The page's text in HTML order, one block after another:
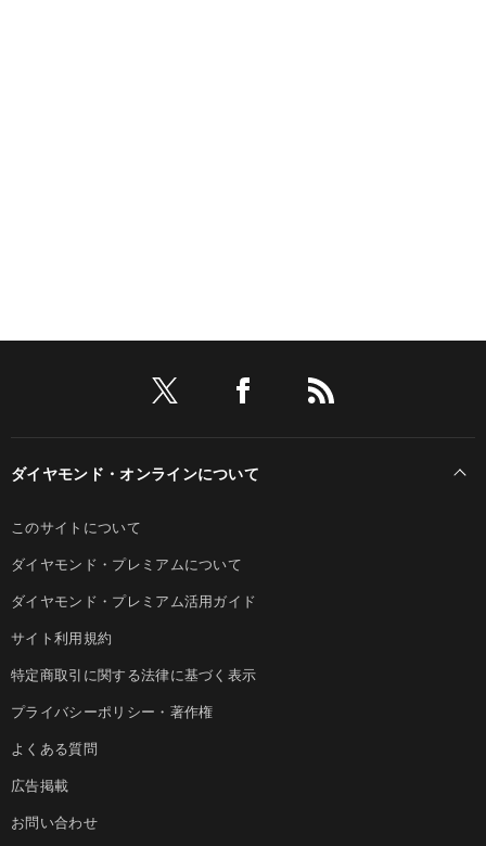
ダイヤモンド・オンラインについて
このサイトについて
ダイヤモンド・プレミアムについて
ダイヤモンド・プレミアム活用ガイド
サイト利用規約
特定商取引に関する法律に基づく表示
プライバシーポリシー・著作権
よくある質問
広告掲載
お問い合わせ